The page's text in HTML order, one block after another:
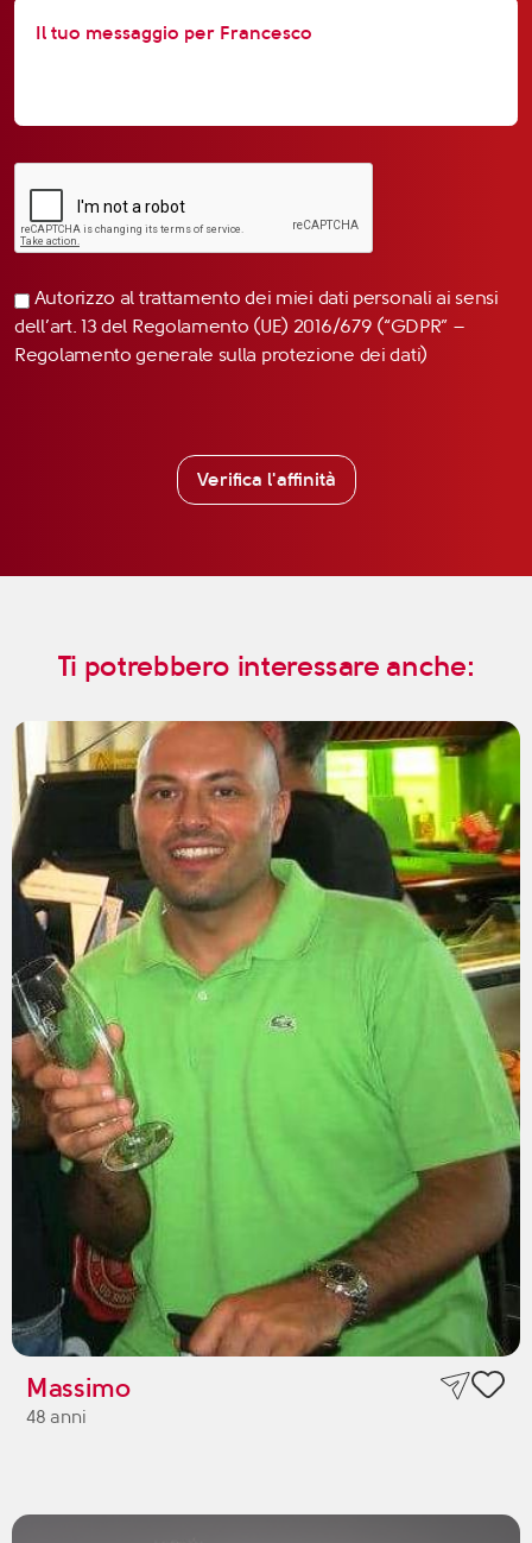
Autorizzo al trattamento dei miei dati personali ai sensi
dell’art. 13 del Regolamento (UE) 2016/679 (“GDPR” –
Regolamento generale sulla protezione dei dati)
Verifica l'affinità
Ti potrebbero interessare anche:
Massimo
48 anni